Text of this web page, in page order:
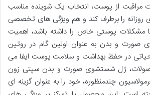
مراقبت از پوست، انتخاب یک شوینده مناسب
روزانه را برطرف کند و هم ویژگی های تخصصی
با مشکلات پوستی خاص را داشته باشد، اهمیت
صورت و بدن به عنوان اولین گام در روتین
در حفظ بهداشت و سلامت پوست ایفا می
ژل شستشوی صورت و بدن سپتی زون
چندمنظوره، خود را به عنوان گزینه ای